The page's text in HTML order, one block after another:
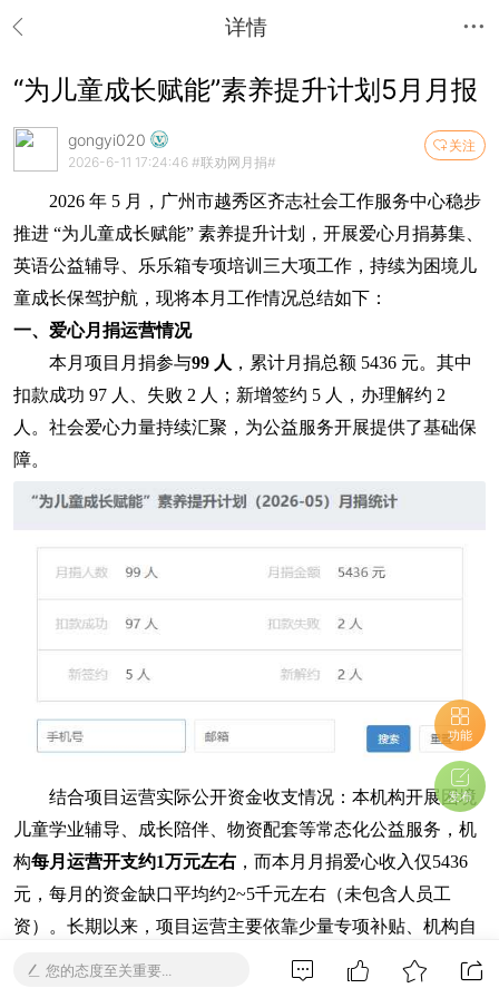
详情
“为儿童成长赋能”素养提升计划5月月报
关注
gongyi020
2026-6-11 17:24:46 #联劝网月捐#
2026 年 5 月，广州市越秀区齐志社会工作服务中心稳步
推进 “为儿童成长赋能” 素养提升计划，开展爱心月捐募集、
英语公益辅导、乐乐箱专项培训三大项工作，持续为困境儿
童成长保驾护航，现将本月工作情况总结如下：
一、爱心月捐运营情况
本月项目月捐参与99 人 ，累计月捐总额 5436 元。其中
扣款成功 97 人、失败 2 人；新增签约 5 人，办理解约 2
人。社会爱心力量持续汇聚，为公益服务开展提供了基础保
障。
结合项目运营实际公开资金收支情况：本机构开展困境
儿童学业辅导、成长陪伴、物资配套等常态化公益服务，机
构每月运营开支约1万元左右 ，而本月月捐爱心收入仅5436
元，每月的资金缺口平均约2~5千元左右（未包含人员工
资）。长期以来，项目运营主要依靠少量专项补贴、机构自
筹及社会零散爱心资金补足缺口。在此真诚向社会公众公示
您的态度至关重要...
功能
发布